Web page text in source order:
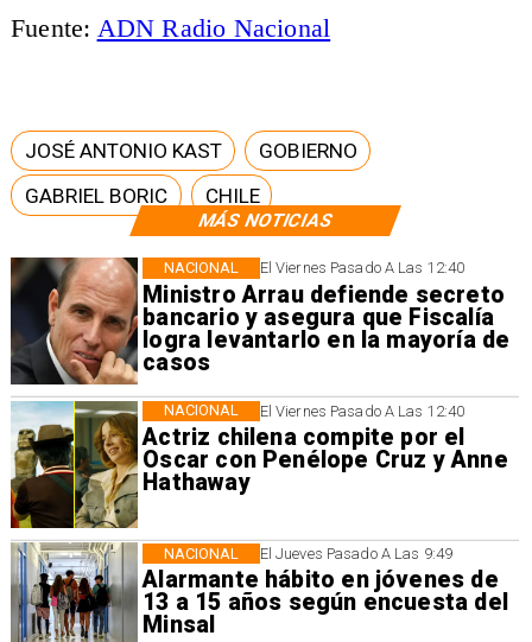
MÁS NOTICIAS
El Viernes Pasado A Las 12:40
Ministro Arrau defiende secreto
bancario y asegura que Fiscalía
logra levantarlo en la mayoría de
casos
NACIONAL
El Viernes Pasado A Las 12:40
Actriz chilena compite por el
Oscar con Penélope Cruz y Anne
Hathaway
NACIONAL
El Jueves Pasado A Las 9:49
Alarmante hábito en jóvenes de
13 a 15 años según encuesta del
Minsal
NACIONAL
Fuente: ADN Radio Nacional
JOSÉ ANTONIO KAST
GOBIERNO
GABRIEL BORIC
CHILE